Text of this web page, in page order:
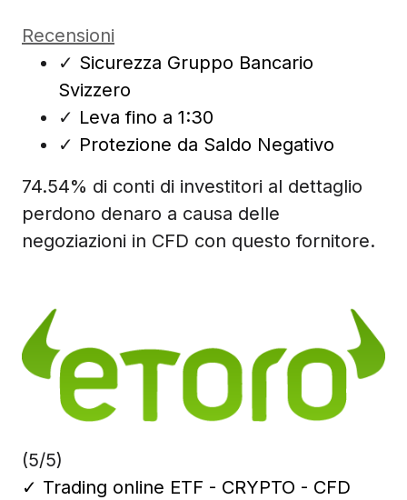
Recensioni
✓ Sicurezza Gruppo Bancario
Svizzero
✓ Leva fino a 1:30
✓ Protezione da Saldo Negativo
74.54% di conti di investitori al dettaglio
perdono denaro a causa delle
negoziazioni in CFD con questo fornitore.
(5/5)
✓ Trading online ETF - CRYPTO - CFD